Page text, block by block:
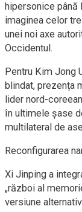
hipersonice până
imaginea celor
unei noi axe
Occidentul.
Pentru Kim Jong
blindat, prezența
lider nord-
în ultimele șase
multilateral de
Reconfigurarea
Xi Jinping a
„război al
versiune